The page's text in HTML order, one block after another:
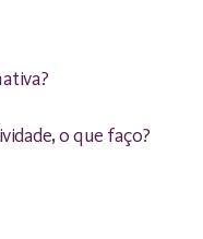
o que faço?